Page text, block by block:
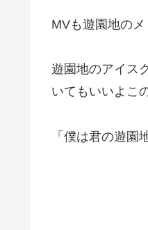
MVも遊園地の
遊園地のアイス
いてもいいよこ
「僕は君の遊園